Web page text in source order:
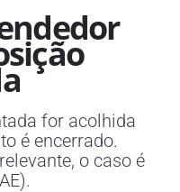
for acolhida
é encerrado.
o caso é